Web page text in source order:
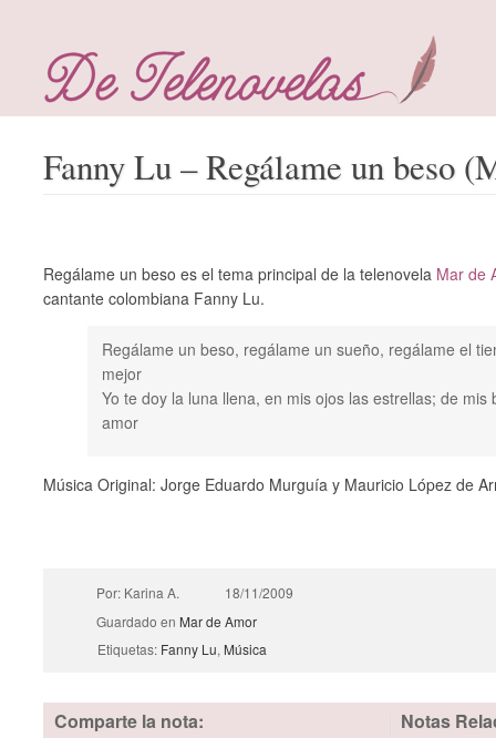
Fanny Lu – Regálame un beso
Regálame un beso es el tema principal de la telenovela Mar de
cantante colombiana Fanny Lu.
Regálame un beso, regálame un sueño, regálame el
mejor
Yo te doy la luna llena, en mis ojos las estrellas; de
amor
Música Original: Jorge Eduardo Murguía y Mauricio López de
Por: Karina A.
18/11/2009
Guardado en Mar de Amor
Etiquetas: Fanny Lu, Música
Comparte la nota: Notas